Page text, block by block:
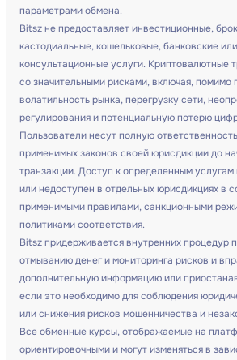
параметрами обмена.
Bitsz не предоставляет инвестиционные,
кастодиальные, кошельковые, банковские
консультационные услуги. Криптовалютные
со значительными рисками, включая, помимо
волатильность рынка, перегрузку сети,
регулирования и потенциальную потерю
Пользователи несут полную
применимых законов своей юрисдикции до
транзакции. Доступ к определенным
или недоступен в отдельных юрисдикциях в
применимыми правилами, санкционными
политиками соответствия.
Bitsz придерживается внутренних процедур
отмыванию денег и мониторинга рисков и
дополнительную информацию или
если это необходимо для соблюдения
или снижения рисков мошенничества и
Все обменные курсы, отображаемые на
ориентировочными и могут изменяться в